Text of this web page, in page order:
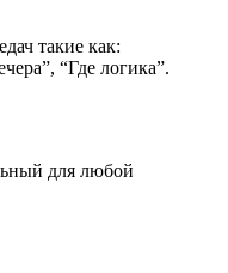
такие как:
“Где логика”.
для любой